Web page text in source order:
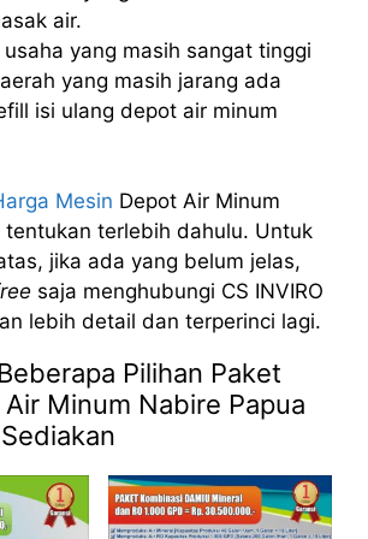
air.
usaha yang masih sangat tinggi
yang masih jarang ada
isi ulang depot air minum
Mesin Depot Air Minum
tentukan terlebih dahulu. Untuk
jika ada yang belum jelas,
saja menghubungi CS INVIRO
lebih detail dan terperinci lagi.
Pilihan Paket
Minum Nabire Papua